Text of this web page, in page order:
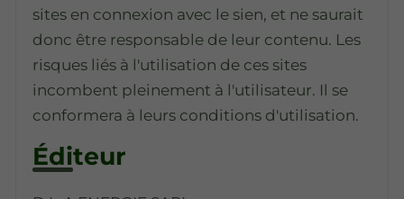
sites en connexion avec le sien, et ne saurait
donc être responsable de leur contenu. Les
risques liés à l'utilisation de ces sites
incombent pleinement à l'utilisateur. Il se
conformera à leurs conditions d'utilisation.
Éditeur